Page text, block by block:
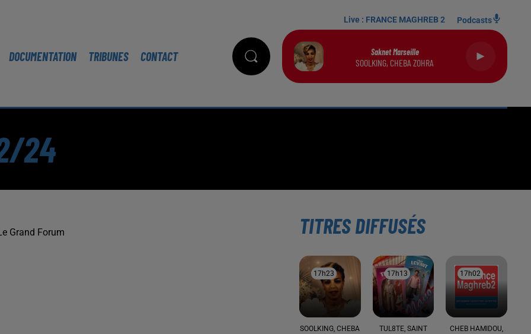
DOCUMENTATION TRIBUNES CONTACT
Live : FRANCE MAGHREB 2 Podcasts
Saknet Marseille
SOOLKING, CHEBA ZOHRA
24
Grand Forum TITRES DIFFUSÉS
17h23
17h23
SOOLKING, CHEBA
17h13
17h13
TUL8TE, SAINT
17h02
17h02
CHEB HAMIDOU,